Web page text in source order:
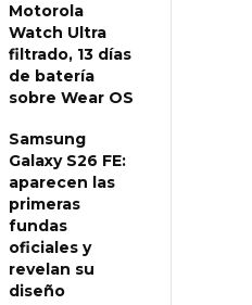
Motorola
Watch Ultra
filtrado, 13 días
de batería
sobre Wear OS
Samsung
Galaxy S26 FE:
aparecen las
primeras
fundas
oficiales y
revelan su
diseño